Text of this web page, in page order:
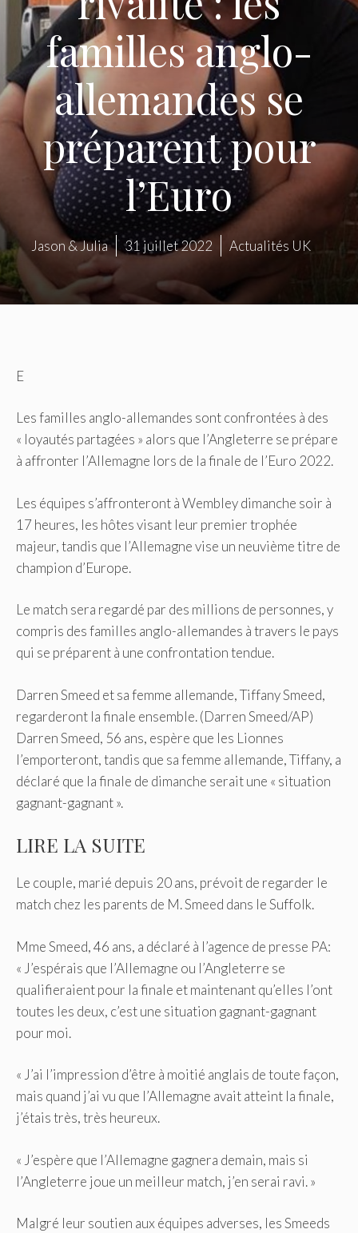
familles anglo-
allemandes se
préparent pour
l’Euro
Jason & Julia 31 juillet 2022 Actualités UK
E
Les familles anglo-allemandes sont confrontées à des
« loyautés partagées » alors que l’Angleterre se prépare
à affronter l’Allemagne lors de la finale de l’Euro 2022.
Les équipes s’affronteront à Wembley dimanche soir à
17 heures, les hôtes visant leur premier trophée
majeur, tandis que l’Allemagne vise un neuvième titre de
champion d’Europe.
Le match sera regardé par des millions de personnes, y
compris des familles anglo-allemandes à travers le pays
qui se préparent à une confrontation tendue.
Darren Smeed et sa femme allemande, Tiffany Smeed,
regarderont la finale ensemble. (Darren Smeed/AP)
Darren Smeed, 56 ans, espère que les Lionnes
l’emporteront, tandis que sa femme allemande, Tiffany, a
déclaré que la finale de dimanche serait une « situation
gagnant-gagnant ».
LIRE LA SUITE
Le couple, marié depuis 20 ans, prévoit de regarder le
match chez les parents de M. Smeed dans le Suffolk.
Mme Smeed, 46 ans, a déclaré à l’agence de presse PA:
« J’espérais que l’Allemagne ou l’Angleterre se
qualifieraient pour la finale et maintenant qu’elles l’ont
toutes les deux, c’est une situation gagnant-gagnant
pour moi.
« J’ai l’impression d’être à moitié anglais de toute façon,
mais quand j’ai vu que l’Allemagne avait atteint la finale,
j’étais très, très heureux.
« J’espère que l’Allemagne gagnera demain, mais si
l’Angleterre joue un meilleur match, j’en serai ravi. »
Malgré leur soutien aux équipes adverses, les Smeeds